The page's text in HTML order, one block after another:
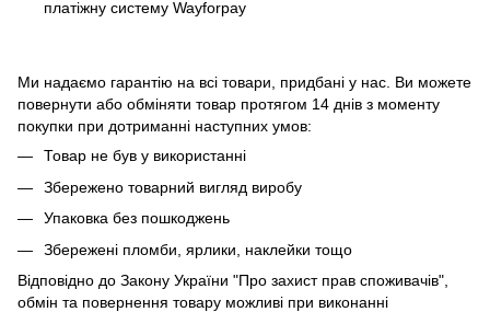
платіжну систему Wayforpay
Ми надаємо гарантію на всі товари, придбані у нас. Ви можете
повернути або обміняти товар протягом 14 днів з моменту
покупки при дотриманні наступних умов:
Товар не був у використанні
Збережено товарний вигляд виробу
Упаковка без пошкоджень
Збережені пломби, ярлики, наклейки тощо
Відповідно до Закону України "Про захист прав споживачів",
обмін та повернення товару можливі при виконанні